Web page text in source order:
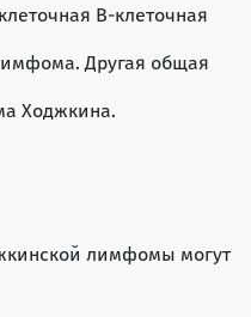
В-клеточная
Другая общая
Ходжкина.
лимфомы могут